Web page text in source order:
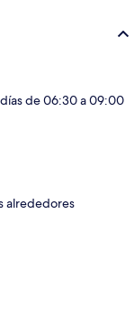
de 06:30 a 09:00
alrededores